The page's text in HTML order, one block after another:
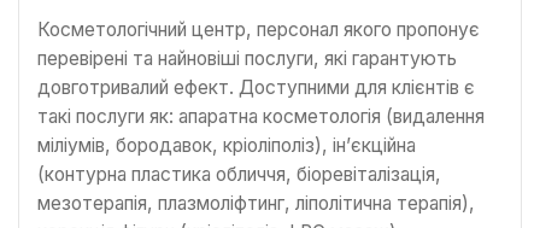
Косметологічний центр, персонал якого пропонує
перевірені та найновіші послуги, які гарантують
довготривалий ефект. Доступними для клієнтів є
такі послуги як: апаратна косметологія (видалення
міліумів, бородавок, кріоліполіз), ін’єкційна
(контурна пластика обличчя, біоревіталізація,
мезотерапія, плазмоліфтинг, ліполітична терапія),